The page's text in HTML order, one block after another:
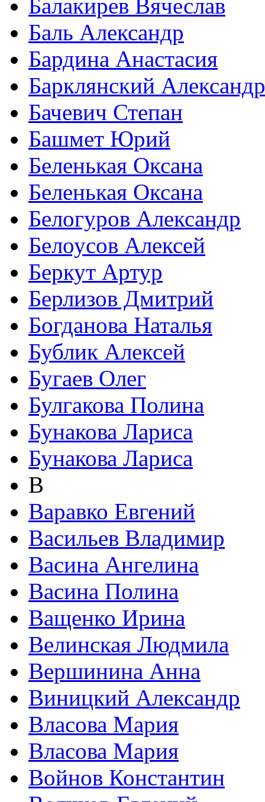
Балакирев Вячеслав
Баль Александр
Бардина Анастасия
Барклянский Александр
Бачевич Степан
Башмет Юрий
Беленькая Оксана
Беленькая Оксана
Белогуров Александр
Белоусов Алексей
Беркут Артур
Берлизов Дмитрий
Богданова Наталья
Бублик Алексей
Бугаев Олег
Булгакова Полина
Бунакова Лариса
Бунакова Лариса
В
Варавко Евгений
Васильев Владимир
Васина Ангелина
Васина Полина
Ващенко Ирина
Велинская Людмила
Вершинина Анна
Виницкий Александр
Власова Мария
Власова Мария
Войнов Константин